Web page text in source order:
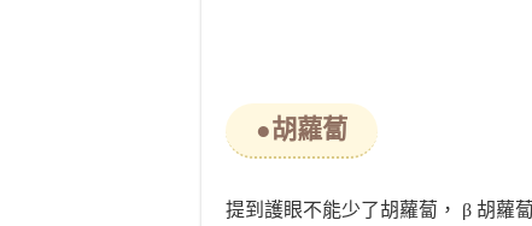
●胡蘿蔔
提到護眼不能少了胡蘿蔔， β 胡蘿